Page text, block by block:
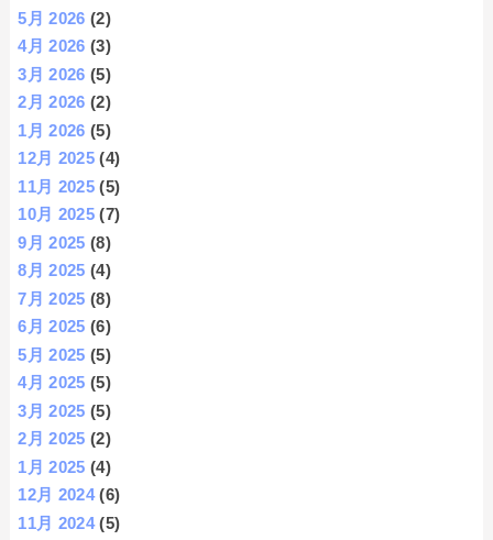
5月 2026 (2)
4月 2026 (3)
3月 2026 (5)
2月 2026 (2)
1月 2026 (5)
12月 2025 (4)
11月 2025 (5)
10月 2025 (7)
9月 2025 (8)
8月 2025 (4)
7月 2025 (8)
6月 2025 (6)
5月 2025 (5)
4月 2025 (5)
3月 2025 (5)
2月 2025 (2)
1月 2025 (4)
12月 2024(6)
11月 2024(5)